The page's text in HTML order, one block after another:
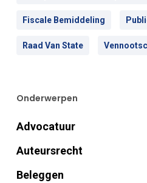
Fiscale Bemiddeling
Raad Van State
Onderwerpen
Advocatuur
Auteursrecht
Beleggen